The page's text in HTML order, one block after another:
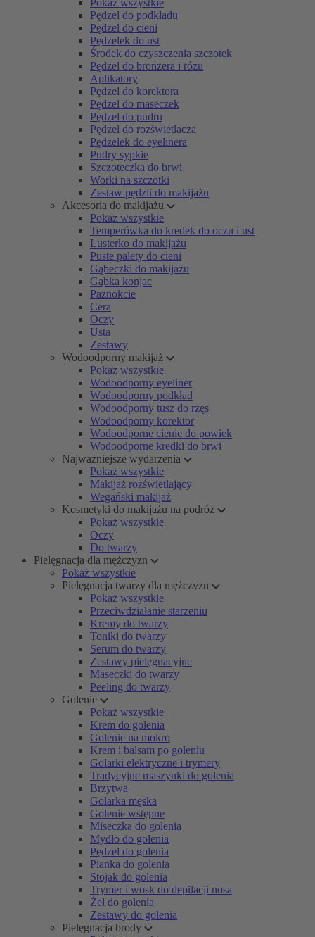
Pokaż wszystkie
Pędzel do podkładu
Pędzel do cieni
Pędzelek do ust
Środek do czyszczenia szczotek
Pędzel do bronzera i różu
Aplikatory
Pędzel do korektora
Pędzel do maseczek
Pędzel do pudru
Pędzel do rozświetlacza
Pędzelek do eyelinera
Pudry sypkie
Szczoteczka do brwi
Worki na szczotki
Zestaw pędzli do makijażu
Akcesoria do makijażu
Pokaż wszystkie
Temperówka do kredek do oczu i ust
Lusterko do makijażu
Puste palety do cieni
Gąbeczki do makijażu
Gąbka konjac
Paznokcie
Cera
Oczy
Usta
Zestawy
Wodoodporny makijaż
Pokaż wszystkie
Wodoodporny eyeliner
Wodoodporny podkład
Wodoodporny tusz do rzęs
Wodoodporny korektor
Wodoodporne cienie do powiek
Wodoodporne kredki do brwi
Najważniejsze wydarzenia
Pokaż wszystkie
Makijaż rozświetlający
Wegański makijaż
Kosmetyki do makijażu na podróż
Pokaż wszystkie
Oczy
Do twarzy
Pielęgnacja dla mężczyzn
Pokaż wszystkie
Pielęgnacja twarzy dla mężczyzn
Pokaż wszystkie
Przeciwdziałanie starzeniu
Kremy do twarzy
Toniki do twarzy
Serum do twarzy
Zestawy pielęgnacyjne
Maseczki do twarzy
Peeling do twarzy
Golenie
Pokaż wszystkie
Krem do golenia
Golenie na mokro
Krem i balsam po goleniu
Golarki elektryczne i trymery
Tradycyjne maszynki do golenia
Brzytwa
Golarka męska
Golenie wstępne
Miseczka do golenia
Mydło do golenia
Pędzel do golenia
Pianka do golenia
Stojak do golenia
Trymer i wosk do depilacji nosa
Żel do golenia
Zestawy do golenia
Pielęgnacja brody